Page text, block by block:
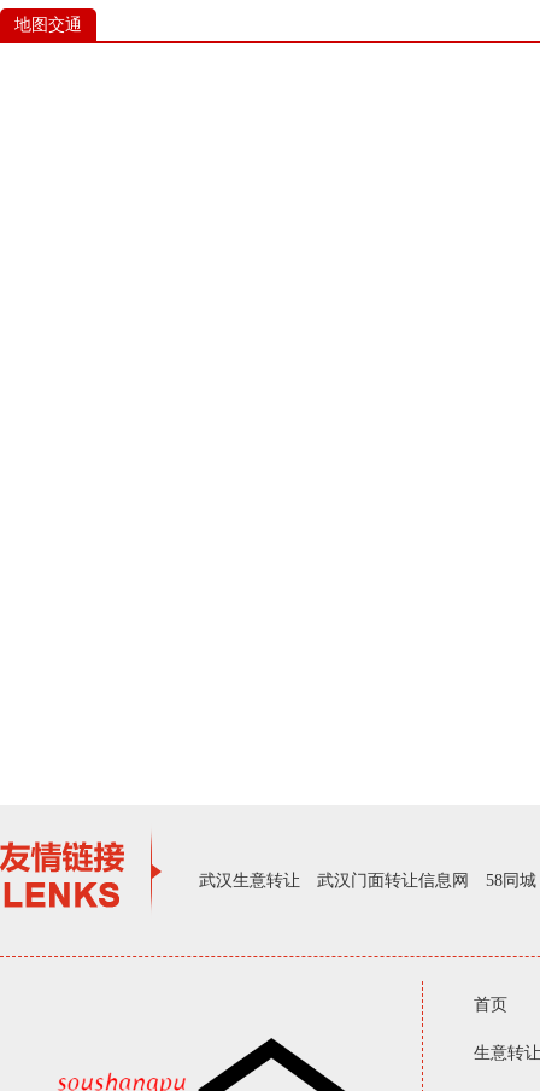
地图交通
武汉生意转让 武汉门面转让信息网 58同城
首页
生意转让